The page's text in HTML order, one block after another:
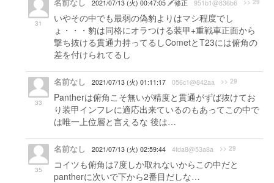
31
名前なし 2021/07/13 (火) 00:47:05 修正 951b1@836b6 >> 29
いやその中でも最弱の偽豹よりはマシ程度でし
ょ・・・豹は同格にオラつける装甲+重戦車正面から
撃ち抜ける貫通力持ってるしCometとT23には俯角の
差を付けられてるし
33
名前なし 2021/07/13 (火) 01:11:17 056c1@842aa >> 29
Pantherは俯角こそ無いが精度と貫通がずば抜けてお
り装甲インフレに適応出来ているのもあってこの中で
は唯一上位層と言えるな 後は…
35
名前なし 2021/07/13 (火) 02:59:44 4fda8@53a8a >> 29
コイツも俯角は7度しか取れないからこの中だと
pantherに次いで下から2番目だしな…